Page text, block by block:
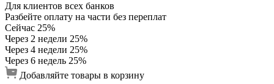
Для клиентов всех банков
Разбейте оплату на части без переплат
Сейчас 25%
Через 2 недели 25%
Через 4 недели 25%
Через 6 недель 25%
Добавляйте товары в корзину